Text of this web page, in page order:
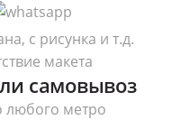
с рисунка и т.д.
макета
самовывоз
любого метро